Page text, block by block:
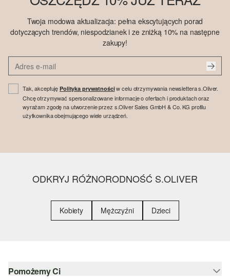
Twoja modowa aktualizacja: pełna ekscytujących porad
dotyczących trendów, niespodzianek i ze zniżką 10% na następne
zakupy!
Tak, akceptujęPolityka prywatnościw celu otrzymywania newslettera s.Oliver.
Chcę otrzymywać spersonalizowane informacje o ofertach i produktach oraz
wyrażam zgodę na utworzenie przez s.Oliver Sales GmbH & Co. KG profilu
użytkownika obejmującego wiele urządzeń.
ODKRYJ RÓŻNORODNOŚĆ S.OLIVER
Kobiety Mężczyźni Dzieci
Pomożemy Ci